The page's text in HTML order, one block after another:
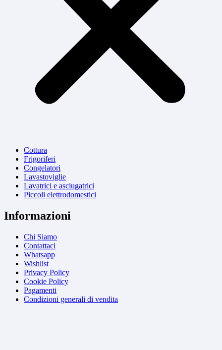
Cottura
Frigoriferi
Congelatori
Lavastoviglie
Lavatrici e asciugatrici
Piccoli elettrodomestici
Informazioni
Chi Siamo
Contattaci
Whatsapp
Wishlist
Privacy Policy
Cookie Policy
Pagamenti
Condizioni generali di vendita